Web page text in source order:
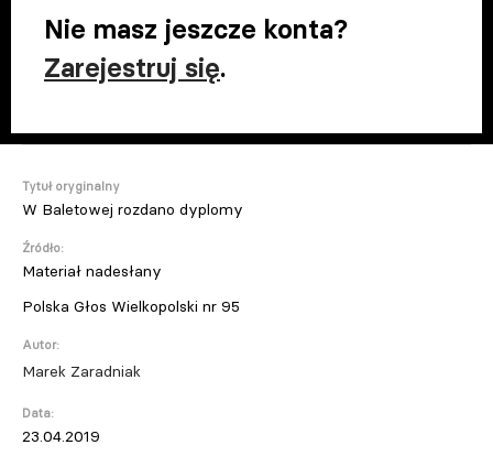
Nie masz jeszcze konta?
Zarejestruj się.
Tytuł oryginalny
W Baletowej rozdano dyplomy
Źródło:
Materiał nadesłany
Polska Głos Wielkopolski nr 95
Autor:
Marek Zaradniak
Data:
23.04.2019